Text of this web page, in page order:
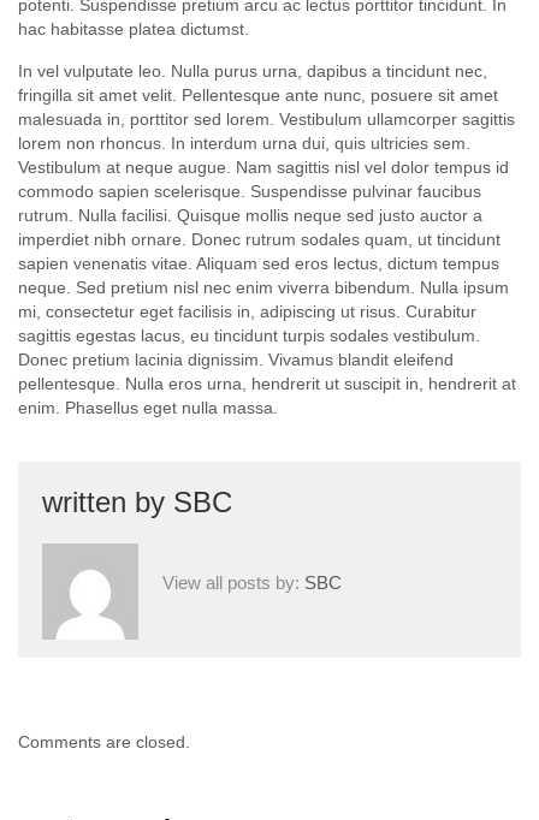
potenti. Suspendisse pretium arcu ac lectus porttitor tincidunt. In
hac habitasse platea dictumst.
In vel vulputate leo. Nulla purus urna, dapibus a tincidunt nec,
fringilla sit amet velit. Pellentesque ante nunc, posuere sit amet
malesuada in, porttitor sed lorem. Vestibulum ullamcorper sagittis
lorem non rhoncus. In interdum urna dui, quis ultricies sem.
Vestibulum at neque augue. Nam sagittis nisl vel dolor tempus id
commodo sapien scelerisque. Suspendisse pulvinar faucibus
rutrum. Nulla facilisi. Quisque mollis neque sed justo auctor a
imperdiet nibh ornare. Donec rutrum sodales quam, ut tincidunt
sapien venenatis vitae. Aliquam sed eros lectus, dictum tempus
neque. Sed pretium nisl nec enim viverra bibendum. Nulla ipsum
mi, consectetur eget facilisis in, adipiscing ut risus. Curabitur
sagittis egestas lacus, eu tincidunt turpis sodales vestibulum.
Donec pretium lacinia dignissim. Vivamus blandit eleifend
pellentesque. Nulla eros urna, hendrerit ut suscipit in, hendrerit at
enim. Phasellus eget nulla massa.
written by SBC
View all posts by: SBC
Comments are closed.